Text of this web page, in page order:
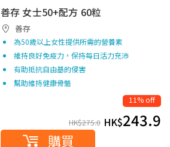
善存 女士50+配方 60粒
善存
為50歲以上女性提供所需的營養素
維持良好免疫力，保持每日活力充沛
有助抵抗自由基的侵害
幫助維持健康骨骼
11% off
HK$275.0 HK$243.9
購買